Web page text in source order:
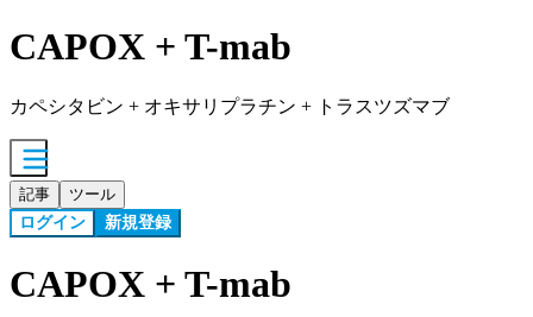
CAPOX + T-mab
カペシタビン + オキサリプラチン + トラスツズマブ
記事 ツール
ログイン 新規登録
CAPOX + T-mab